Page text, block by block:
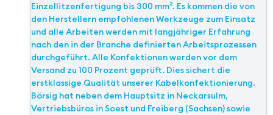
Einzellitzenfertigung bis 300 mm². Es kommen die von
den Herstellern empfohlenen Werkzeuge zum Einsatz
und alle Arbeiten werden mit langjähriger Erfahrung
nach den in der Branche definierten Arbeitsprozessen
durchgeführt. Alle Konfektionen werden vor dem
Versand zu 100 Prozent geprüft. Dies sichert die
erstklassige Qualität unserer Kabelkonfektionierung.
Börsig hat neben dem Hauptsitz in Neckarsulm,
Vertriebsbüros in Soest und Freiberg (Sachsen) sowie